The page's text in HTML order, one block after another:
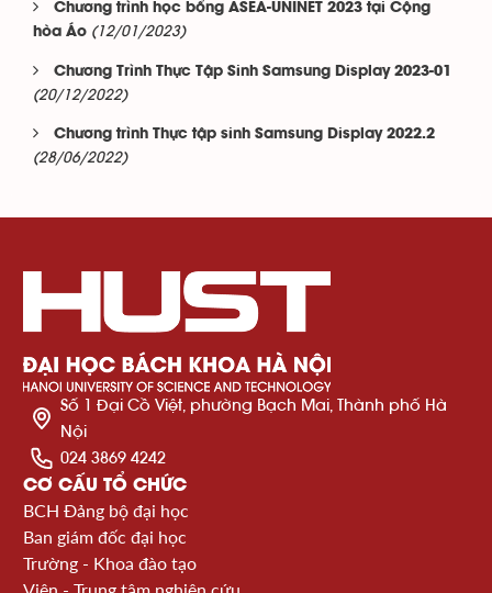
Chương trình học bổng ASEA-UNINET 2023 tại Cộng
hòa Áo (12/01/2023)
Chương Trình Thực Tập Sinh Samsung Display 2023-01
(20/12/2022)
Chương trình Thực tập sinh Samsung Display 2022.2
(28/06/2022)
Số 1 Đại Cồ Việt, phường Bạch Mai, Thành phố Hà
Nội
024 3869 4242
CƠ CẤU TỔ CHỨC
BCH Đảng bộ đại học
Ban giám đốc đại học
Trường - Khoa đào tạo